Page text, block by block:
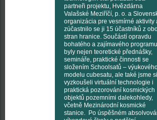
partneři projektu, Hvězdárna
Valašské Meziříčí, p. o. a
organizácia pre vesmírné aktivity
zúčastnilo se ji 15 účastníků z
stran hranice. Součástí opravdu
bohatého a zajímavého programu
byly nejen teoretické přednášky,
semináře, praktické činnosti se
složením Schoolsatů –
modelu cubesatu, ale také jsme si
vyzkoušeli virtuální technologie i
praktická pozorování kosmických
objektů pozemními dalekohledy,
včetně Mezinárodní kosmické
stanice. Po úspěšném